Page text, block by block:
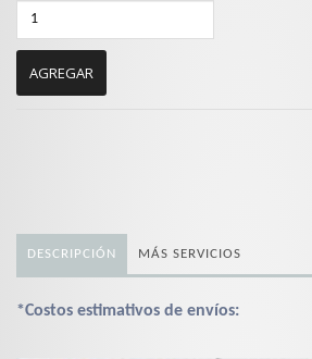
DESCRIPCIÓN MÁS SERVICIOS
*Costos estimativos de envíos: